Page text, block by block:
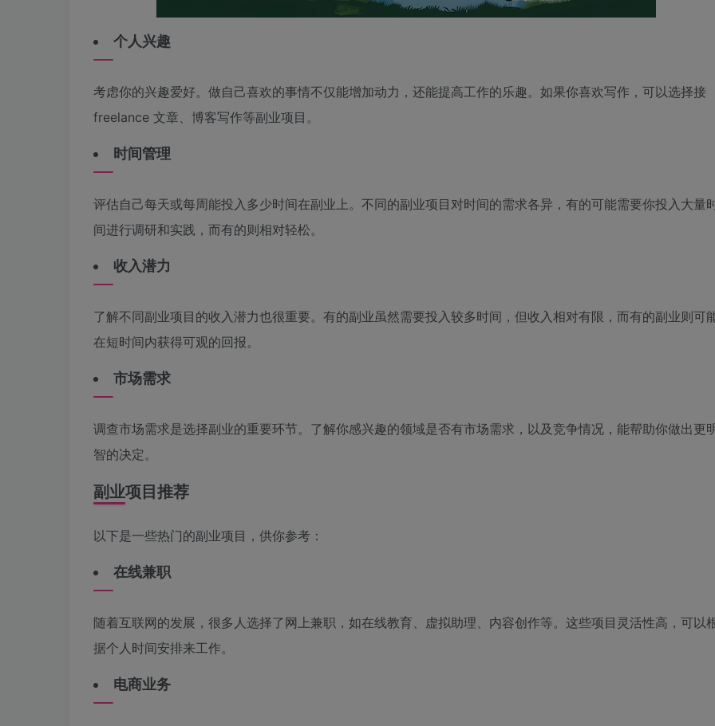
个人兴趣
考虑你的兴趣爱好。做自己喜欢的事情不仅能增加动力，还能提高工作的乐趣。如果你喜欢写作，可以选择接
freelance 文章、博客写作等副业项目。
时间管理
评估自己每天或每周能投入多少时间在副业上。不同的副业项目对时间的需求各异，有的可能需要你投入大量
间进行调研和实践，而有的则相对轻松。
收入潜力
了解不同副业项目的收入潜力也很重要。有的副业虽然需要投入较多时间，但收入相对有限，而有的副业则可
在短时间内获得可观的回报。
市场需求
调查市场需求是选择副业的重要环节。了解你感兴趣的领域是否有市场需求，以及竞争情况，能帮助你做出更
智的决定。
副业项目推荐
以下是一些热门的副业项目，供你参考：
在线兼职
随着互联网的发展，很多人选择了网上兼职，如在线教育、虚拟助理、内容创作等。这些项目灵活性高，可以
据个人时间安排来工作。
电商业务